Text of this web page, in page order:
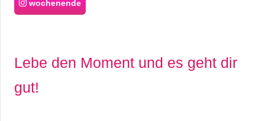
wochenende
Lebe den Moment und es geht dir
gut!